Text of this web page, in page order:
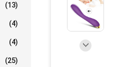
(13)
(4)
(4)
(25)